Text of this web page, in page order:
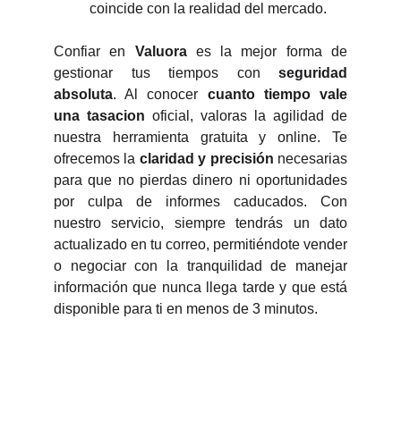
coincide con la realidad del mercado.
Confiar en Valuoraes la mejor forma de
gestionar tus tiempos con seguridad
absoluta. Al conocer cuanto tiempo vale
una tasacion oficial, valoras la agilidad de
nuestra herramienta gratuita y online. Te
ofrecemos la claridad y precisión necesarias
para que no pierdas dinero ni oportunidades
por culpa de informes caducados. Con
nuestro servicio, siempre tendrás un dato
actualizado en tu correo, permitiéndote vender
o negociar con la tranquilidad de manejar
información que nunca llega tarde y que está
disponible para ti en menos de 3 minutos.